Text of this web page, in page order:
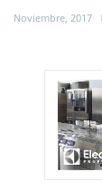
Noviembre, 2017